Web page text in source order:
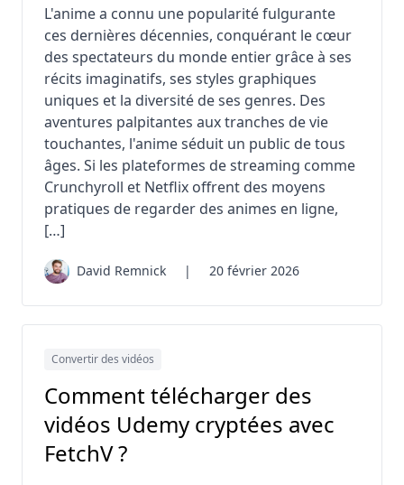
L'anime a connu une popularité fulgurante
ces dernières décennies, conquérant le cœur
des spectateurs du monde entier grâce à ses
récits imaginatifs, ses styles graphiques
uniques et la diversité de ses genres. Des
aventures palpitantes aux tranches de vie
touchantes, l'anime séduit un public de tous
âges. Si les plateformes de streaming comme
Crunchyroll et Netflix offrent des moyens
pratiques de regarder des animes en ligne,
[…]
David Remnick | 20 février 2026
Convertir des vidéos
Comment télécharger des
vidéos Udemy cryptées avec
FetchV ?